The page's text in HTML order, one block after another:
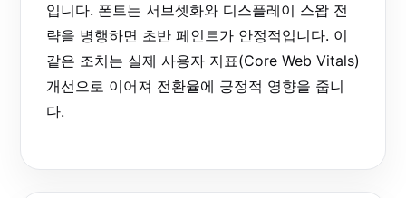
입니다. 폰트는 서브셋화와 디스플레이 스왑 전
략을 병행하면 초반 페인트가 안정적입니다. 이
같은 조치는 실제 사용자 지표(Core Web Vitals)
개선으로 이어져 전환율에 긍정적 영향을 줍니
다.